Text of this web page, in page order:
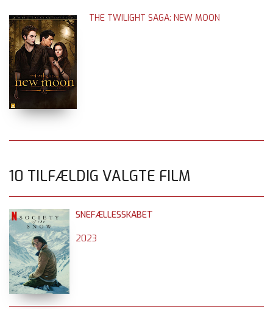
THE TWILIGHT SAGA: NEW MOON
10 TILFÆLDIG VALGTE FILM
SNEFÆLLESSKABET
2023